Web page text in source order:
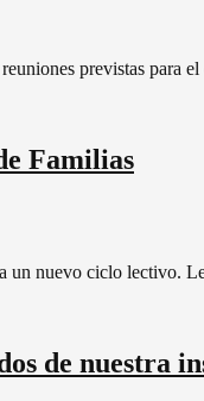
previstas para
Familias
un nuevo ciclo lectivo.
de nuestra